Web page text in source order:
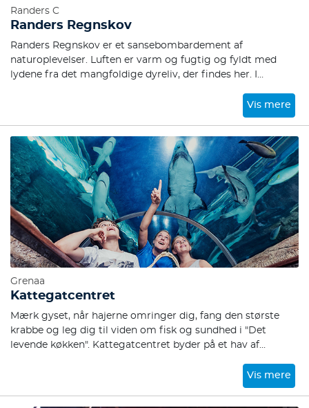
Randers C
Randers Regnskov
Randers Regnskov er et sansebombardement af
naturoplevelser. Luften er varm og fugtig og fyldt med
lydene fra det mangfoldige dyreliv, der findes her. I
Vis mere
Grenaa
Kattegatcentret
Mærk gyset, når hajerne omringer dig, fang den største
krabbe og leg dig til viden om fisk og sundhed i "Det
levende køkken". Kattegatcentret byder på et hav af
Vis mere